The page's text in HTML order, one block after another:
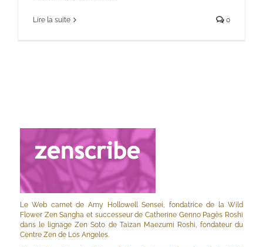
Lire la suite 0
Le Web carnet de Amy Hollowell Sensei, fondatrice de la Wild
Flower Zen Sangha et successeur de Catherine Genno Pagès Roshi
dans le lignage Zen Soto de Taizan Maezumi Roshi, fondateur du
Centre Zen de Los Angeles.